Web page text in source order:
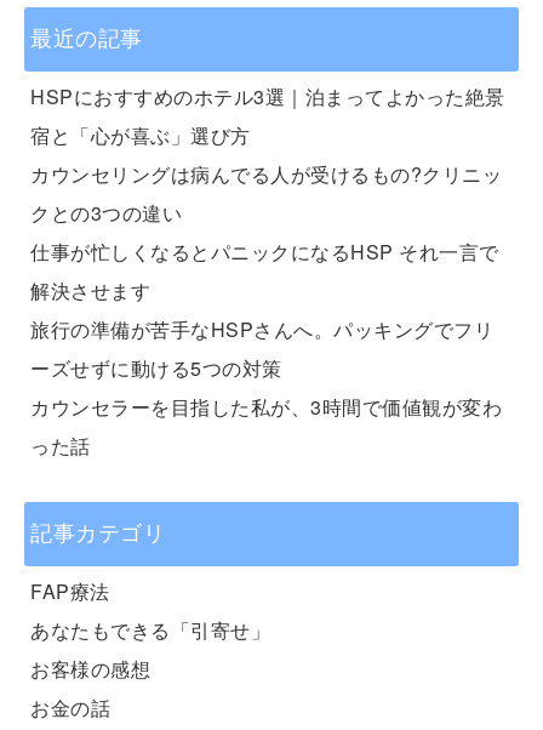
最近の記事
HSPにおすすめのホテル3選｜泊まってよかった絶景
宿と「心が喜ぶ」選び方
カウンセリングは病んでる人が受けるもの?クリニッ
クとの3つの違い
仕事が忙しくなるとパニックになるHSP それ一言で
解決させます
旅行の準備が苦手なHSPさんへ。パッキングでフリ
ーズせずに動ける5つの対策
カウンセラーを目指した私が、3時間で価値観が変わ
った話
記事カテゴリ
FAP療法
あなたもできる「引寄せ」
お客様の感想
お金の話